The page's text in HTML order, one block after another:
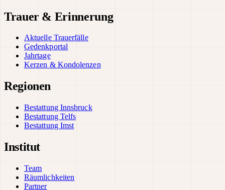
Trauer & Erinnerung
Aktuelle Trauerfälle
Gedenkportal
Jahrtage
Kerzen & Kondolenzen
Regionen
Bestattung Innsbruck
Bestattung Telfs
Bestattung Imst
Institut
Team
Räumlichkeiten
Partner